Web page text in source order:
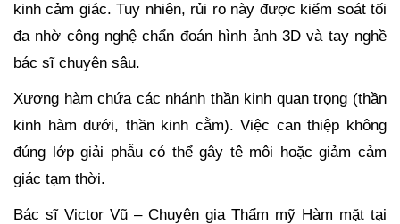
kinh cảm giác. Tuy nhiên, rủi ro này được kiểm soát tối
đa nhờ công nghệ chẩn đoán hình ảnh 3D và tay nghề
bác sĩ chuyên sâu.
Xương hàm chứa các nhánh thần kinh quan trọng (thần
kinh hàm dưới, thần kinh cằm). Việc can thiệp không
đúng lớp giải phẫu có thể gây tê môi hoặc giảm cảm
giác tạm thời.
Bác sĩ Victor Vũ – Chuyên gia Thẩm mỹ Hàm mặt tại